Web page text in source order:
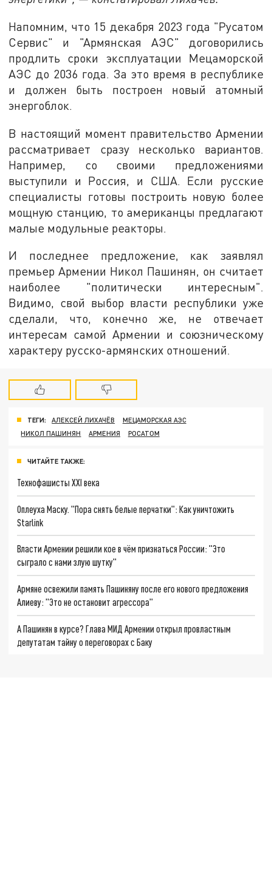
Напомним, что 15 декабря 2023 года "Русатом
Сервис" и "Армянская АЭС" договорились
продлить сроки эксплуатации Мецаморской
АЭС до 2036 года. За это время в республике
и должен быть построен новый атомный
энергоблок.
В настоящий момент правительство Армении
рассматривает сразу несколько вариантов.
Например, со своими предложениями
выступили и Россия, и США. Если русские
специалисты готовы построить новую более
мощную станцию, то американцы предлагают
малые модульные реакторы.
И последнее предложение, как заявлял
премьер Армении Никол Пашинян, он считает
наиболее "политически интересным".
Видимо, свой выбор власти республики уже
сделали, что, конечно же, не отвечает
интересам самой Армении и союзническому
характеру русско-армянских отношений.
ТЕГИ: АЛЕКСЕЙ ЛИХАЧЁВ
МЕЦАМОРСКАЯ АЭС
НИКОЛ ПАШИНЯН
АРМЕНИЯ РОСАТОМ
ЧИТАЙТЕ ТАКЖЕ:
Технофашисты XXI века
Оплеуха Маску. "Пора снять белые перчатки": Как уничтожить
Starlink
Власти Армении решили кое в чём признаться России: "Это
сыграло с нами злую шутку"
Армяне освежили память Пашиняну после его нового предложения
Алиеву: "Это не остановит агрессора"
А Пашинян в курсе? Глава МИД Армении открыл провластным
депутатам тайну о переговорах с Баку